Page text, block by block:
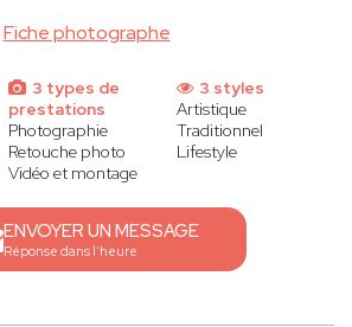
Fiche photographe
3 types de
prestations
Photographie
Retouche photo
Vidéo et montage
3 styles
Artistique
Traditionnel
Lifestyle
ENVOYER UN MESSAGE
Réponse dans l'heure